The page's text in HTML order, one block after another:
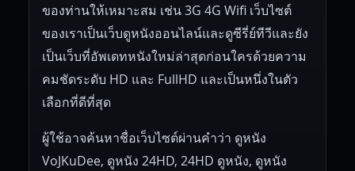
ของท่านให้เหมาะสม เช่น 3G 4G Wifi เว็บไซต์
ของเราเป็นเว็บดูหนังออนไลน์และดูซีรี่ย์ทีวีและยัง
เป็นเว็บที่อัพเดทหนังใหม่ล่าสุดก่อนใครด้วยความ
คมชัดระดับ HD และ FullHD และเป็นหนึ่งในตัว
เลือกที่ดีที่สุด
ผู้ใช้อาจค้นหาชื่อเว็บไซต์ผ่านคำว่า ดูหนัง
VoJKuDee, ดูหนัง 24HD, 24HD ดูหนัง, ดูหนัง